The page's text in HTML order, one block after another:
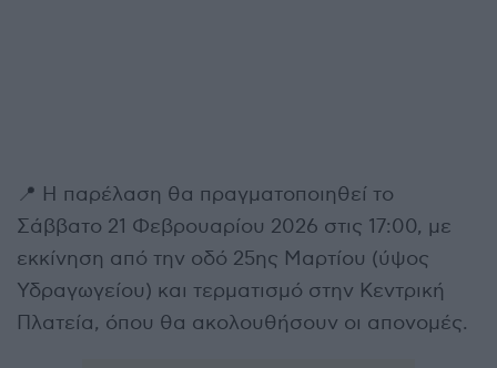
📍 Η παρέλαση θα πραγματοποιηθεί το
Σάββατο 21 Φεβρουαρίου 2026 στις 17:00, με
εκκίνηση από την οδό 25ης Μαρτίου (ύψος
Υδραγωγείου) και τερματισμό στην Κεντρική
Πλατεία, όπου θα ακολουθήσουν οι απονομές.